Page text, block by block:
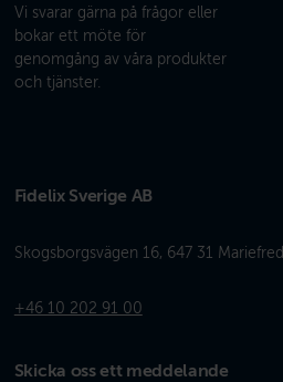
Vi svarar gärna på frågor eller
bokar ett möte för
genomgång av våra produkter
och tjänster.
Fidelix Sverige AB
Skogsborgsvägen 16, 647 31 Mariefred
+46 10 202 91 00
Skicka oss ett meddelande